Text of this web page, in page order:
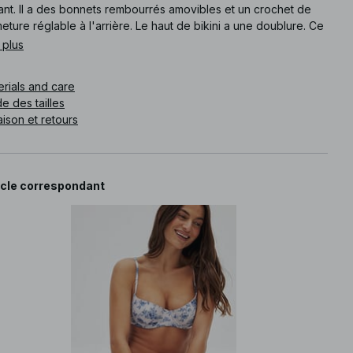
Il a des bonnets rembourrés amovibles et un crochet de
réglable à l'arrière. Le haut de bikini a une doublure. Ce
de bikini est disponible en fleuri.
and care
des tailles
et retours
correspondant